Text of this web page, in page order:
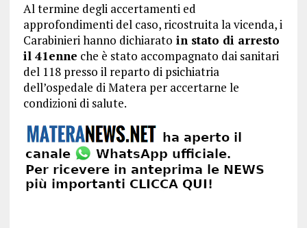
Al termine degli accertamenti ed
approfondimenti del caso, ricostruita la vicenda, i
Carabinieri hanno dichiarato in stato di arresto
il 41enne che è stato accompagnato dai sanitari
del 118 presso il reparto di psichiatria
dell’ospedale di Matera per accertarne le
condizioni di salute.